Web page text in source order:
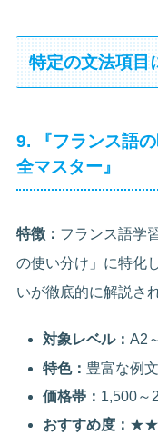
特定の文法項目
9. 『フランス語
全マスター』
特徴： フランス語学
の使い分け」に特化
いが徹底的に解説さ
対象レベル：A2
特色： 豊富な例
価格帯： 1,500～
おすすめ度：